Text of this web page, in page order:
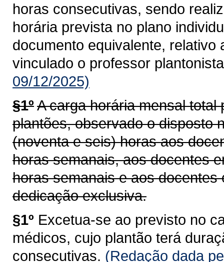
horas consecutivas, sendo
horária prevista no plano
documento equivalente,
vinculado o professor
09/12/2025)
§1ºA carga horária mensal
plantões, observado o disposto
(noventa e seis) horas aos
horas semanais, aos docentes
horas semanais e aos
dedicação exclusiva.
§1º Excetua-se ao previsto no
médicos, cujo plantão terá
consecutivas. (Redação dada